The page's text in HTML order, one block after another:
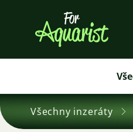
Všechny inzeráty